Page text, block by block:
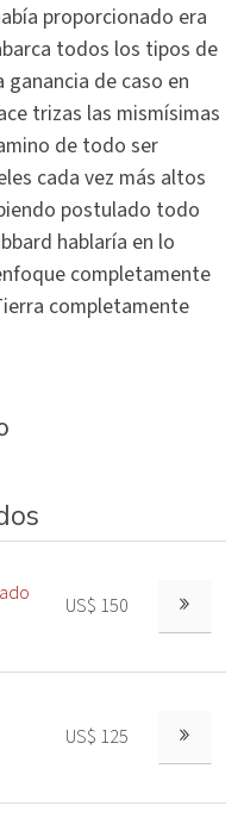
proporcionado era
todos los tipos de
de caso en
trizas las mismísimas
de todo ser
cada vez más altos
postulado todo
hablaría en lo
completamente
completamente
US$ 150
US$ 125